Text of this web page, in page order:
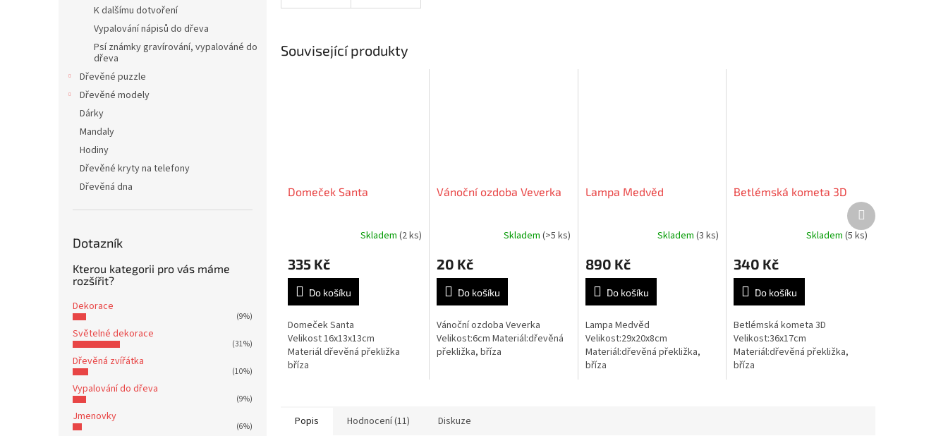
K dalšímu dotvoření
Vypalování nápisů do dřeva
Psí známky gravírování, vypalováné do
dřeva
Dřevěné puzzle
Dřevěné modely
Dárky
Mandaly
Hodiny
Dřevěné kryty na telefony
Dřevěná dna
Dotazník
Kterou kategorii pro vás máme
rozšířit?
Dekorace
(9%)
Světelné dekorace
(31%)
Dřevěná zvířátka
(10%)
Vypalování do dřeva
(9%)
Jmenovky
(6%)
Související produkty
Domeček Santa
Skladem (2 ks)
335 Kč
Do košíku
Domeček Santa
Velikost 16x13x13cm
Materiál dřevěná překližka
bříza
Vánoční ozdoba Veverka
Skladem (>5 ks)
20 Kč
Do košíku
Vánoční ozdoba Veverka
Velikost:6cm Materiál:dřevěná
překližka, bříza
Lampa Medvěd
Skladem(3 ks)
890 Kč
Do košíku
Lampa Medvěd
Velikost:29x20x8cm
Materiál:dřevěná překližka,
bříza
Betlémská kometa 3D
produktu
je
5,0
z
hvězdiček.
Skladem(5 ks)
340 Kč
Do košíku
Betlémská kometa 3D
Velikost:36x17cm
Materiál:dřevěná překližka,
bříza
Další
produkt
Popis Hodnocení (11) Diskuze